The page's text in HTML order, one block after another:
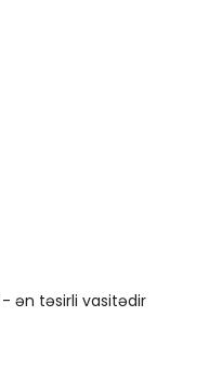
ən təsirli vasitədir